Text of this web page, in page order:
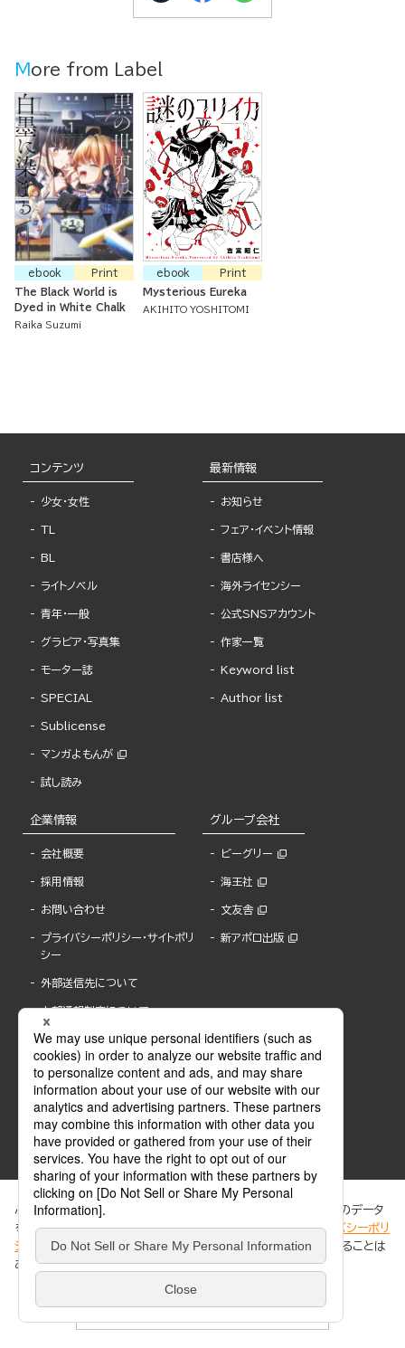
More from Label
ebook
Print
The Black World is
Dyed in White Chalk
Raika Suzumi
ebook
Print
Mysterious Eureka
AKIHITO YOSHITOMI
コンテンツ
少女・女性
TL
BL
ライトノベル
青年・一般
グラビア・写真集
モーター誌
SPECIAL
Sublicense
マンガよもんが
試し読み
最新情報
お知らせ
フェア・イベント情報
書店様へ
海外ライセンシー
公式SNSアカウント
作家一覧
Keyword list
Author list
企業情報
会社概要
採用情報
お問い合わせ
プライバシーポリシー・サイトポリ
シー
外部送信先について
内部通報制度について
グループ会社
ビーグリー
海王社
文友舎
新アポロ出版
ABJマークは、この電子書店・電子書籍配信サービスが、著作権者からコンテンツ使用許諾を
得た正規版配信サービスであることを示す登録商標(登録番号 第6091713号)です。
ABJマークの詳細、ABJマークを掲示しているサービスの一覧はこちら。
ぶんか社が運営するサイトでは、利便性向上のためにCookie等のデータ
を使用しています。 当社のCookieについての詳細は、「プライバシーポリ
シー
」をご覧ください。当サイトでは、訪問者の個人情報を追跡することは
ありません。